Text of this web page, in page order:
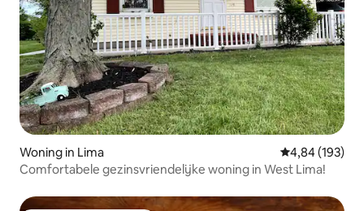
Woning in Lima Gemiddelde
4,84 (193)
Comfortabele gezinsvriendelijke woning in West Lima!